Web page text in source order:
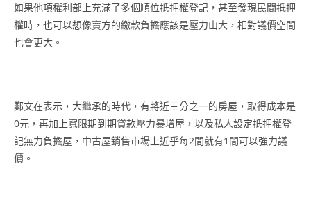
如果他項權利部上充滿了多個順位抵押權登記，甚至發現民間抵押
權時，也可以想像賣方的繳款負擔應該是壓力山大，相對議價空間
也會更大。
鄭文在表示，大繼承的時代，有將近三分之一的房屋，取得成本是
0元，再加上寬限期到期貸款壓力暴增屋，以及私人設定抵押權登
記無力負擔屋，中古屋銷售市場上近乎每2間就有1間可以強力議
價。